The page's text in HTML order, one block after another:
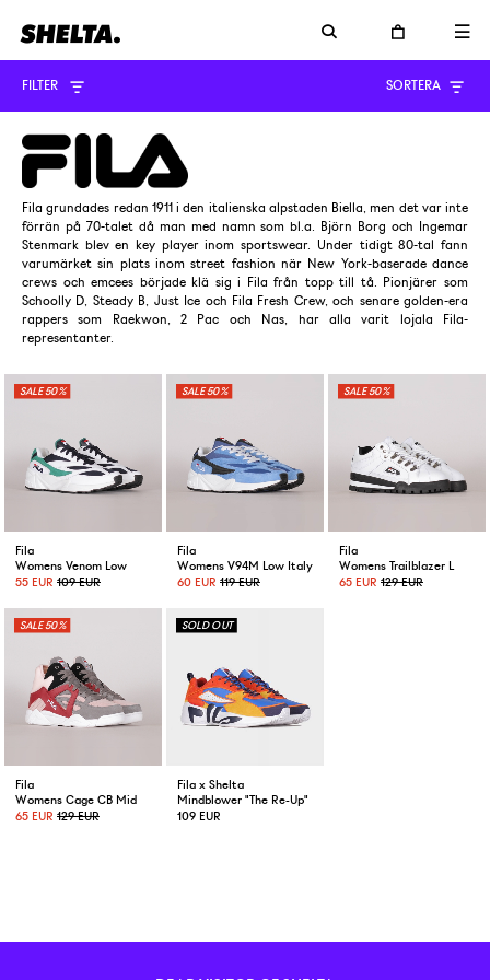
FILTER SORTERA
Fila grundades redan 1911 i den italienska alpstaden Biella, men det var inte
förrän på 70-talet då man med namn som bl.a. Björn Borg och Ingemar
Stenmark blev en key player inom sportswear. Under tidigt 80-tal fann
varumärket sin plats inom street fashion när New York-baserade dance
crews och emcees började klä sig i Fila från topp till tå. Pionjärer som
Schoolly D, Steady B, Just Ice och Fila Fresh Crew, och senare golden-era
rappers som Raekwon, 2 Pac och Nas, har alla varit lojala Fila-
representanter.
50%
Fila
Womens Venom Low
55 EUR 109 EUR
50%
Fila
Womens V94M Low Italy Pack
60 EUR 119 EUR
50%
Fila
Womens Trailblazer L
65 EUR 129 EUR
50%
Fila
Womens Cage CB Mid
65 EUR 129 EUR
Fila x Shelta
Mindblower "The Re-Up"
109 EUR